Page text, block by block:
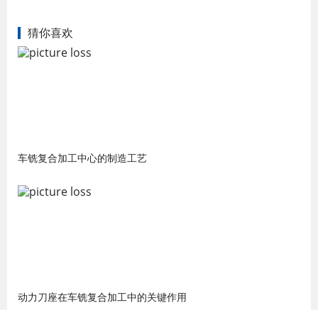
猜你喜欢
车铣复合加工中心的制造工艺
动力刀座在车铣复合加工中的关键作用